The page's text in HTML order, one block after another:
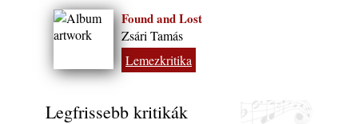
Found and Lost
Zsári Tamás
Lemezkritika
Legfrissebb kritikák